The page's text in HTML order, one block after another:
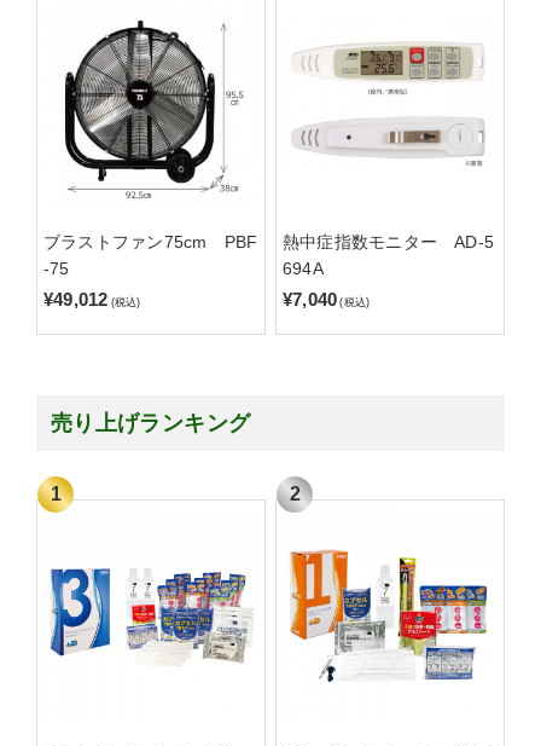
ブラストファン75cm PBF
-75
¥49,012 (税込)
熱中症指数モニター AD-5
694A
¥7,040 (税込)
売り上げランキング